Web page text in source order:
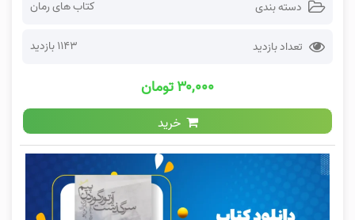
دسته بندی کتاب های رمان
تعداد بازدید 1143 بازدید
۳۰,۰۰۰ تومان
خرید